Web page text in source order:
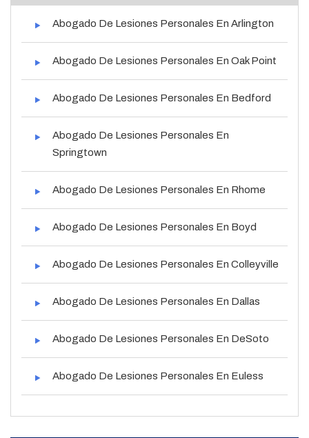
Abogado De Lesiones Personales En Arlington
Abogado De Lesiones Personales En Oak Point
Abogado De Lesiones Personales En Bedford
Abogado De Lesiones Personales En
Springtown
Abogado De Lesiones Personales En Rhome
Abogado De Lesiones Personales En Boyd
Abogado De Lesiones Personales En Colleyville
Abogado De Lesiones Personales En Dallas
Abogado De Lesiones Personales En DeSoto
Abogado De Lesiones Personales En Euless